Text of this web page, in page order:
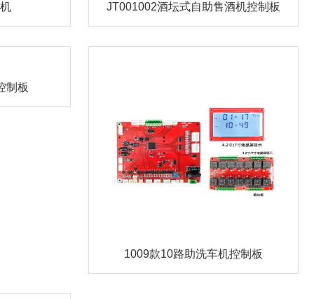
JT001002酒坛式自助售酒机控制板
制板
1009款10路助洗车机控制板